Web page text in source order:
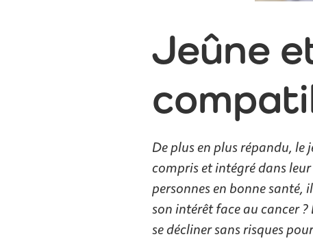
Jeûne
De plus en plus répandu, le
compris et intégré dans leur
personnes en bonne santé,
son intérêt face au cancer
se décliner sans risques